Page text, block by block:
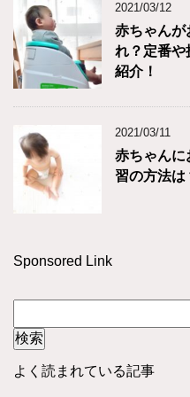
2021/03/12
赤ちゃんが
れ？定番や
紹介！
2021/03/11
赤ちゃんに
習の方法は
Sponsored Link
よく読まれている記事